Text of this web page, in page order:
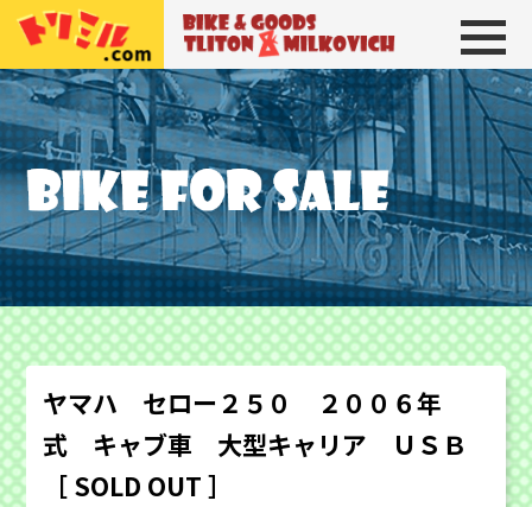
トリトン＆ミルコビッチ BIKE＆
ヤマハ セロー２５０ ２００６年
式 キャブ車 大型キャリア ＵＳＢ
［ SOLD OUT ］